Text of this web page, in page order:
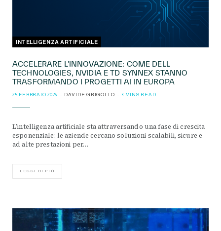
INTELLIGENZA ARTIFICIALE
ACCELERARE L’INNOVAZIONE: COME DELL
TECHNOLOGIES, NVIDIA E TD SYNNEX STANNO
TRASFORMANDO I PROGETTI AI IN EUROPA
25 FEBBRAIO 2026 DAVIDE GRIGOLLO 3 MINS READ
L’intelligenza artificiale sta attraversando una fase di crescita
esponenziale: le aziende cercano soluzioni scalabili, sicure e
ad alte prestazioni per…
LEGGI DI PIÙ